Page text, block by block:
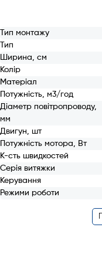
Тип монтажу
Тип
Ширина, см
Колір
Матеріал
Потужність, м3/год
Діаметр повітропроводу,
мм
Двигун, шт
Потужність мотора, Вт
К-сть швидкостей
Серія витяжки
Керування
Режими роботи